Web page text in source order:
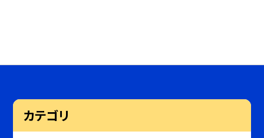
カテゴリ